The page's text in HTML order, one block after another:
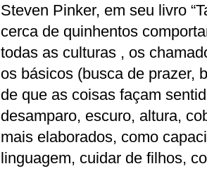
Steven Pinker, em seu livro
cerca de quinhentos
todas as culturas , os
os básicos (busca de prazer,
de que as coisas façam
desamparo, escuro, altura,
mais elaborados, como
linguagem, cuidar de filhos,